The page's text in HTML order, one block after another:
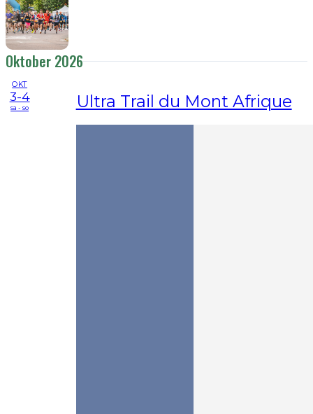
Oktober 2026
OKT
3-4
sa - so Ultra Trail du Mont Afrique